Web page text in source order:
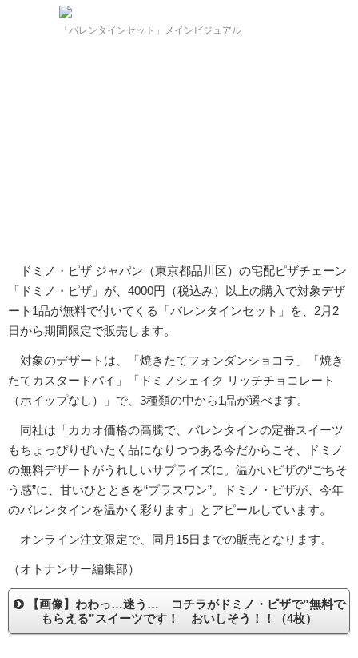
「バレンタインセット」メインビジュアル
ドミノ・ピザ ジャパン（東京都品川区）の宅配ピザチェーン
「ドミノ・ピザ」が、4000円（税込み）以上の購入で対象デザ
ート1品が無料で付いてくる「バレンタインセット」を、2月2
日から期間限定で販売します。
対象のデザートは、「焼きたてフォンダンショコラ」「焼き
たてカスタードパイ」「ドミノシェイク リッチチョコレート
（ホイップなし）」で、3種類の中から1品が選べます。
同社は「カカオ価格の高騰で、バレンタインの定番スイーツ
もちょっぴりぜいたく品になりつつある今だからこそ、ドミノ
の無料デザートがうれしいサプライズに。温かいピザの“ごちそ
う感”に、甘いひとときを“プラスワン”。ドミノ・ピザが、今年
のバレンタインを温かく彩ります」とアピールしています。
オンライン注文限定で、同月15日までの販売となります。
（オトナンサー編集部）
【画像】わわっ…迷う… コチラがドミノ・ピザで”無料で
もらえる”スイーツです！ おいしそう！！（4枚）